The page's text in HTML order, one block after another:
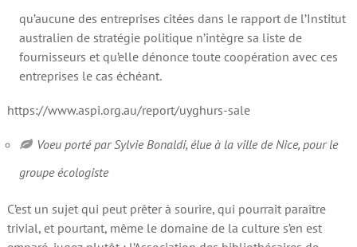
qu’aucune des entreprises citées dans le rapport de l’Institut
australien de stratégie politique n’intègre sa liste de
fournisseurs et qu’elle dénonce toute coopération avec ces
entreprises le cas échéant.
https://www.aspi.org.au/report/uyghurs-sale
Voeu porté par Sylvie Bonaldi, élue à la ville de Nice, pour le
groupe écologiste
C’est un sujet qui peut prêter à sourire, qui pourrait paraître
trivial, et pourtant, même le domaine de la culture s’en est